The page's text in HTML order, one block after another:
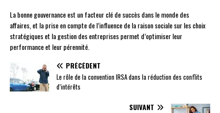
La bonne gouvernance est un facteur clé de succès dans le monde des
affaires, et la prise en compte de l’influence de la raison sociale sur les choix
stratégiques et la gestion des entreprises permet d’optimiser leur
performance et leur pérennité.
PRÉCÉDENT
Le rôle de la convention IRSA dans la réduction des conflits
d’intérêts
SUIVANT